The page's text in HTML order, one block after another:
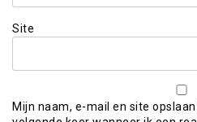
Site
Mijn naam, e-mail en site